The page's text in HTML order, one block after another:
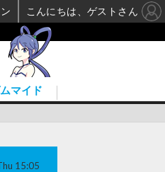
マイド
15:05
こんにちは、ゲストさん